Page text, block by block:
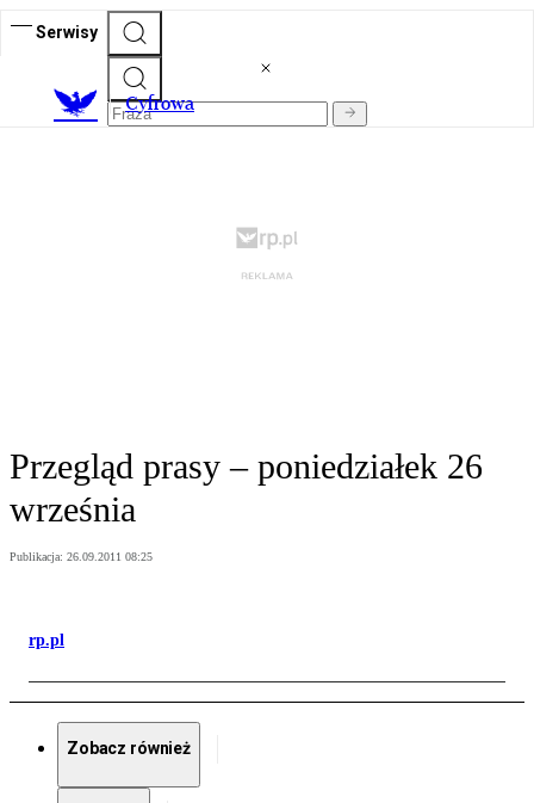
Serwisy
Cyfrowa
Przegląd prasy – poniedziałek 26
września
Publikacja: 26.09.2011 08:25
rp.pl
Zobacz również